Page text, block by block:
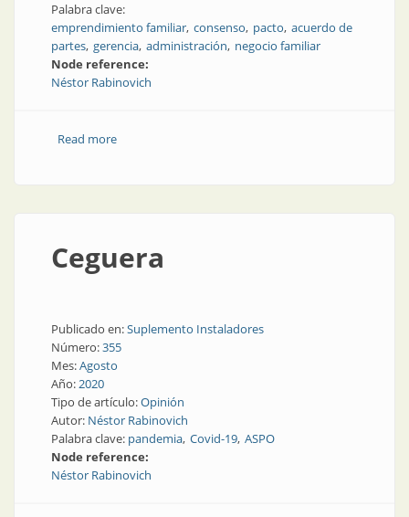
Palabra clave:
emprendimiento familiar consenso pacto acuerdo de
partes gerencia administración negocio familiar
Node reference:
Néstor Rabinovich
Read moreabout El precio de la armonía
Ceguera
Publicado en:Suplemento Instaladores
Número:355
Mes:Agosto
Año:2020
Tipo de artículo:Opinión
Autor: Néstor Rabinovich
Palabra clave: pandemia Covid-19 ASPO
Node reference:
Néstor Rabinovich